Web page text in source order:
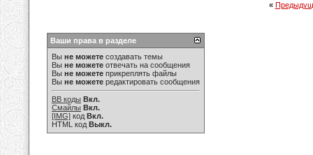
«
Ваши права в разделе
Вы не можете создавать темы
Вы не можете отвечать на сообщения
Вы не можете прикреплять файлы
Вы не можете редактировать сообщения
BB коды Вкл.
Смайлы Вкл.
[IMG] код Вкл.
HTML код Выкл.